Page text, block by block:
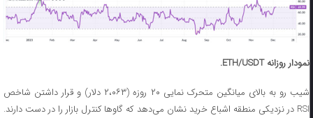
نمودار روزانه ETH/USDT.
شیب رو به بالای میانگین متحرک نمایی ۲۰ روزه (۲،۰۶۳ دلار) و قرار داشتن شاخص
RSI در نزدیکی منطقه اشباع خرید نشان می‌دهد که گاوها کنترل بازار را در دست دارند.